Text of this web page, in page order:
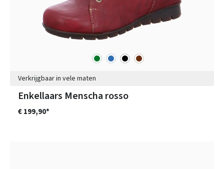
groenblauwzwartbruin
Verkrijgbaar in vele maten
Enkellaars Menscha rosso
€ 199,90*